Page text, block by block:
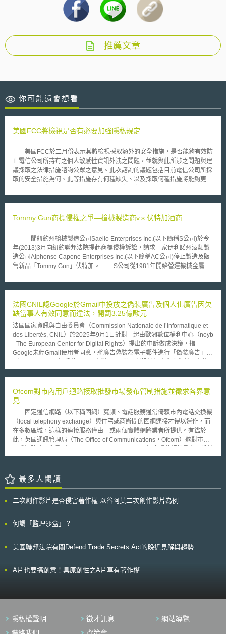
推薦文章
你可能還會想看
美國FCC將檢視是否有必要加強隱私規定
美國FCC於二月份表示其將檢視採取額外的安全措施，是否能夠有效防
止電信公司所持有之個人敏感性資訊外洩之問題，並就與此所涉之問題與建
議採取之法律措施諮詢公眾之意見。此次諮詢的議題包括目前電信公司所採
取的安全措施為何、此等措施存有何種缺失、以及採取何種措施將能夠更有
包括： (1) 由消費者設定密碼。 (2) 建立一套查驗機制，此一機制必須能夠
近使用人…等之資訊。 (3) 電信公司必須就客戶專有之網路資訊 (customer
要求電信公司必須刪除所有不必要的資料。 (5) 當個人資料遭他非法接近使
用時，電信公司應通知消費者。 除此之外，FCC亦就其是否應修改現
行法規，要求電信公司應就其實施消費者保護措施之狀況，提交年度稽核報
告以及全年之客訴資料進行公眾意見諮詢，並且就電信公司是否應於提供
CPNI前，致電予消費者，以確保CPNI資料之索取係由消費者本人親為一事
Tommy Gun商標侵權之爭—槍械製造商v.s.伏特加酒商
一間紐約州槍械製造公司Saeilo Enterprises Inc.(以下簡稱S公司)於今
年(2013)3月向紐約聯邦法院提起商標侵權訴訟，請求一家伊利諾州酒類製
造公司Alphonse Capone Enterprises Inc.(以下簡稱AC公司)停止製造及販
售新品「Tommy Gun」伏特加。 S公司從1981年開始營運機械金屬零
一家製造Tommy Gun(輕型衝鋒槍)的公司Auto-Ordance後，持續製造相關
使用。 AC公司則為一家酒類製造商，其推出兩款伏特加，一款為酒瓶
上貼有Tommy Gun字樣，一款為酒瓶本身形狀即為Tommy Gun樣式。雖然
尚未確定AC公司製造的Tommy Gun兩款伏特加是否已經對外販售或是否目
前仍持續販售，但仍可於其官網搜尋到商品相關資訊。 AC公司製造販
售Tommy Gun伏特加的行為引來S公司強力捍衛商標地盤的積極維權行動。
根據S公司的起訴書，其共提起10項訴因(cause of action)，包含商標侵
權、商標淡化、錯誤指示商品來源、商業表徵(trade dress)侵權、詐欺商業
(irreparable harm)，請求法院發出永久禁制令(permanent injunction)禁止
外，S公司更進一步要求法院判決AC公司應將所有庫存的Tommy Gun伏特
加交由S公司進行銷毀。 而事實上，S公司主動捍衛Tommy Gun商標權
的行為已非頭一遭，其於今年初對一家販售Tommy Gun複刻品玩具槍的公
司提告，並於2011年對一家類似玩具槍製造公司提起相關商標侵權訴訟。
甚至早於2008年，對一家販售Tommy Gun復刻品的公司提起訴訟維護商標
權。 在S公司大動作保護Tommy Gun商標權的持續攻勢下，相信對於
之後欲以Tommy Gun為名販售相關產品的公司將產生警示作用。
法國CNIL認Google於Gmail中投放之偽裝廣告及個人化廣告因欠
缺當事人有效同意而違法，開罰3.25億歐元
法國國家資訊與自由委員會（Commission Nationale de l’Informatique et
des Libertés, CNIL）於2025年9月1日針對一起由歐洲數位權利中心（noyb
- The European Center for Digital Rights）提出的申訴做成決議，指
Google未經Gmail使用者同意，將廣告偽裝為電子郵件進行「偽裝廣告」
於Gmail帳號申請流程中提供當事人提供較少cookies、選擇非個人化之通用
des communications électroniques）與《資訊與自由法》（loi
Informatique et Libertés）中關於歐盟《電子隱私指令》（ePrivacy
Directive）之施行規定，對Google裁處了3.25億歐元的罰鍰，並要求改
善。以下節錄摘要該裁決之重點： 一、 偽裝成電子郵件的偽裝廣告與電子
郵件廣告均須獲當事人同意始得投放 歐盟《電子隱私指令》第13條1項及法
國《電子通訊法》規定，電子郵件直接推銷（direct marketing）僅在其目
標是已事先給予同意的使用者時被允許。CNIL，依循歐盟法院（CJEU）判
狹義的電子郵件，僅僅因其在通常專門用於私人電子郵件的空間中展示，就
足以認為這些廣告是透過使用者電子郵件收件匣傳遞的廣告，屬於電子郵件
廣告，而與出現在郵件列表旁邊且獨立分開的廣告横幅不同，後者非屬電子
（European Data Protection Board, EDPB）第2024/08號關於「同意與付
件。換言之，以「cookie wall」（註：拒絕cookie的蒐集即無法獲得服務之
上，要求服務申請者須接受投放廣告的cookie是合法的。惟CNIL認為，這
集為投放個人化廣告之cookies的當事人有效同意，亦即：在個人化廣告處
「等值的替代選項」，亦即通用廣告，並完全且清晰地了解其選擇的價值、
Ofcom對市內用戶迴路接取批發市場發布管制措施並徵求各界意
見
固定通信網路（以下稱固網）寬頻、電話服務通常倚賴市內電話交換機
（local telephony exchange）與住宅或商辦間的固網連接才得以運作，而
在多數區域，這樣的連接服務僅由一或兩個實體網路業者所提供。有鑑於
此，英國通訊管理局（The Office of Communications，Ofcom）遂對市內
詢文件，其目的除希望能促進光纖網路的投資外，也要保障消費者免於支付
Telecom, BT）旗下提供WLA服務之子公司Openreach需允許寬頻競爭業者
得以使用其網路銷售寬頻服務予人民或企業。Openreach提供數種傳輸速率
的分析結果，Openreach在高速寬頻服務（superfast broadband service）
服務方案。截至目前為止，受限於人民可選擇較便宜的寬頻服務當作替代方
對服務方案的價格進行操作。因此，Ofcom責成Openreach需就其
年88.80英鎊至2020/21年降為每年52.77英鎊。藉由對服務提供者營運成本
後1至2個工作天內完成93%的報修（現為80%）； 6至7個工作天內完成
97%的報修； 於收到新線路建置通知後10個工作天內安排90%的新線路建
最多人閱讀
二次創作影片是否侵害著作權-以谷阿莫二次創作影片為例
何謂「監理沙盒」？
美國聯邦法院有關Defend Trade Secrets Act的晚近見解與趨勢
A片也要搞創意！具原創性之A片享有著作權
隱私權聲明 徵才訊息
網站導覽